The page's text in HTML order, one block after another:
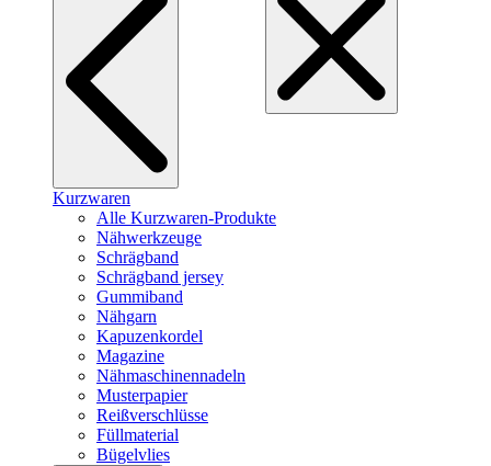
Kurzwaren
Alle Kurzwaren-Produkte
Nähwerkzeuge
Schrägband
Schrägband jersey
Gummiband
Nähgarn
Kapuzenkordel
Magazine
Nähmaschinennadeln
Musterpapier
Reißverschlüsse
Füllmaterial
Bügelvlies